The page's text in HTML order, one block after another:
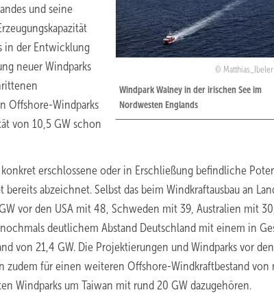
Windpark Walney in der irischen See im
Nordwesten Englands
und seine
in der Entwicklung
neuer Windparks
Offshore-Windparks
von 10,5 GW schon
erschlossene oder in Erschließung befindliche
abzeichnet. Selbst das beim Windkraftausbau an
vor den USA mit 48, Schweden mit 39, Australien mit
deutlichem Abstand Deutschland mit einem in
von 21,4 GW. Die Projektierungen und Windparks vor den
für einen weiteren Offshore-Windkraftbestand von
Windparks um Taiwan mit rund 20 GW dazugehören.